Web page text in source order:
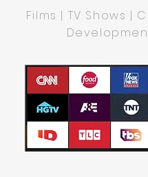
Films | TV Shows |